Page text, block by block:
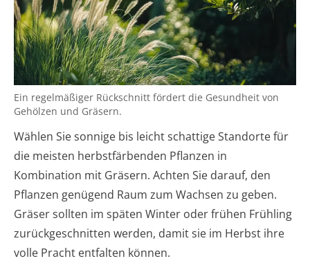
Ein regelmäßiger Rückschnitt fördert die Gesundheit von
Gehölzen und Gräsern.
Wählen Sie sonnige bis leicht schattige Standorte für
die meisten herbstfärbenden Pflanzen in
Kombination mit Gräsern. Achten Sie darauf, den
Pflanzen genügend Raum zum Wachsen zu geben.
Gräser sollten im späten Winter oder frühen Frühling
zurückgeschnitten werden, damit sie im Herbst ihre
volle Pracht entfalten können.